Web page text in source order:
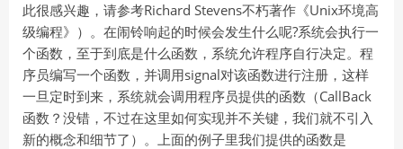
此很感兴趣，请参考Richard Stevens不朽著作《Unix环境高
级编程》）。在闹铃响起的时候会发生什么呢?系统会执行一
个函数，至于到底是什么函数，系统允许程序自行决定。程
序员编写一个函数，并调用signal对该函数进行注册，这样
一旦定时到来，系统就会调用程序员提供的函数（CallBack
函数？没错，不过在这里如何实现并不关键，我们就不引入
新的概念和细节了）。上面的例子里我们提供的函数是